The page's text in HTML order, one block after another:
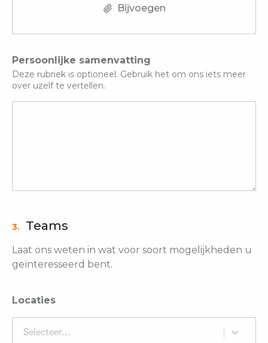
Bijvoegen
Persoonlijke samenvatting
Deze rubriek is optioneel. Gebruik het om ons iets meer
over uzelf te vertellen.
3. Teams
Laat ons weten in wat voor soort mogelijkheden u
geïnteresseerd bent.
Locaties
Selecteer...